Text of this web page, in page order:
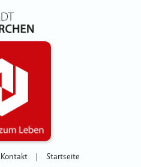
Kontakt Startseite